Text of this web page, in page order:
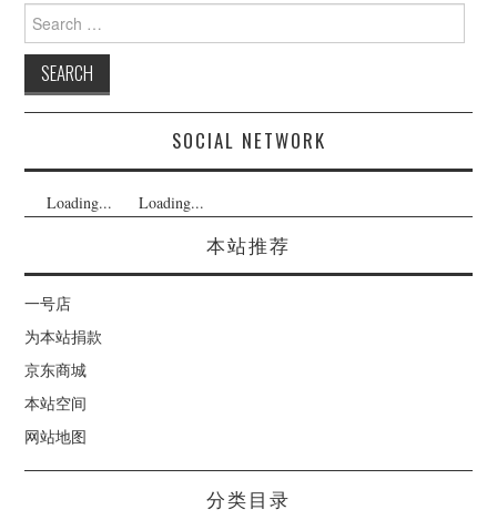
Search
for:
SOCIAL NETWORK
Loading... Loading...
本站推荐
一号店
为本站捐款
京东商城
本站空间
网站地图
分类目录